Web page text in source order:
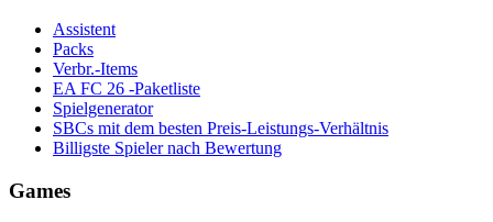
Assistent
Packs
Verbr.-Items
EA FC 26 -Paketliste
Spielgenerator
SBCs mit dem besten Preis-Leistungs-Verhältnis
Billigste Spieler nach Bewertung
Games